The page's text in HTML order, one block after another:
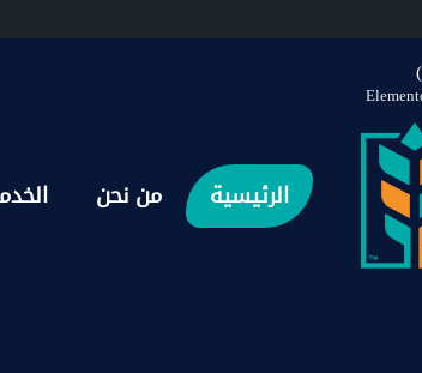
الرئيسية من نحن